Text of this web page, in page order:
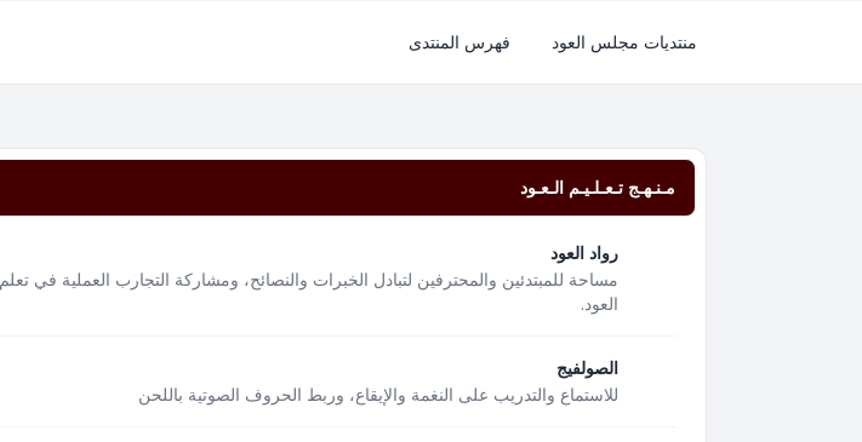
منتديات مجلس العود فهرس المنتدى
مـنـهـج تـعـلـيـم الـعـود
رواد العود
مساحة للمبتدئين والمحترفين لتبادل الخبرات والنصائح، ومشاركة التجارب العملية في تعلم
العود.
الصولفيج
للاستماع والتدريب على النغمة والإيقاع، وربط الحروف الصوتية باللحن